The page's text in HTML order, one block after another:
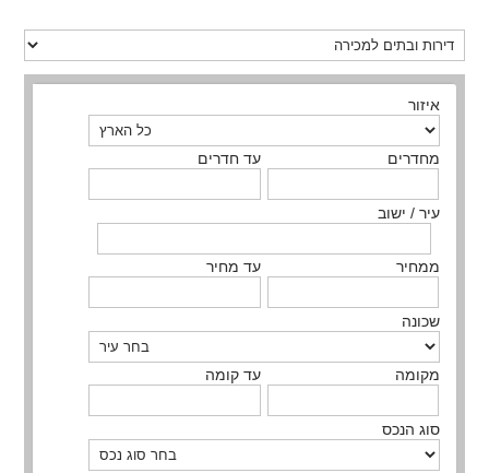
איזור
מחדרים עד חדרים
עיר / ישוב
ממחיר עד מחיר
שכונה
מקומה עד קומה
סוג הנכס